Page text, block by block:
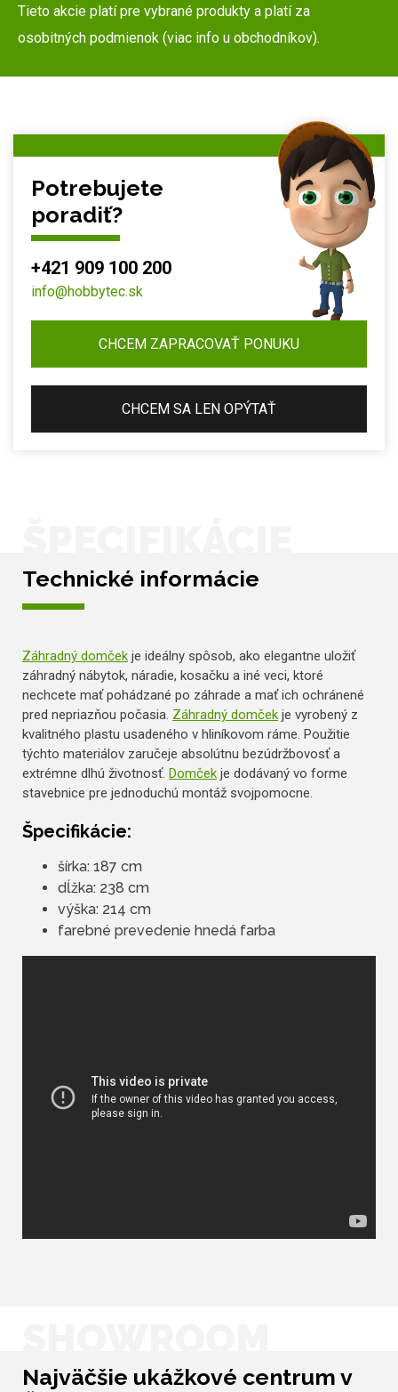
Tieto akcie platí pre vybrané produkty a platí za
osobitných podmienok (viac info u obchodníkov).
Potrebujete
poradiť?
+421 909 100 200
info@hobbytec.sk
CHCEM ZAPRACOVAŤ PONUKU
CHCEM SA LEN OPÝTAŤ
Technické informácie
Záhradný domček je ideálny spôsob, ako elegantne uložiť
záhradný nábytok, náradie, kosačku a iné veci, ktoré
nechcete mať pohádzané po záhrade a mať ich ochránené
pred nepriazňou počasia. Záhradný domček je vyrobený z
kvalitného plastu usadeného v hliníkovom ráme. Použitie
týchto materiálov zaručeje absolútnu bezúdržbovosť a
extrémne dlhú životnosť. Domček je dodávaný vo forme
stavebnice pre jednoduchú montáž svojpomocne.
Špecifikácie:
šírka: 187 cm
dĺžka: 238 cm
výška: 214 cm
farebné prevedenie hnedá farba
Najväčšie ukážkové centrum v